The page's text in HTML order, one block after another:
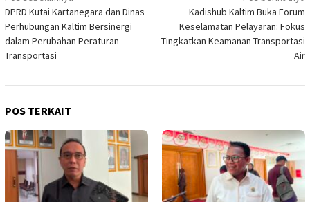
pos
DPRD Kutai Kartanegara dan Dinas
Perhubungan Kaltim Bersinergi
dalam Perubahan Peraturan
Transportasi
Kadishub Kaltim Buka Forum
Keselamatan Pelayaran: Fokus
Tingkatkan Keamanan Transportasi
Air
POS TERKAIT